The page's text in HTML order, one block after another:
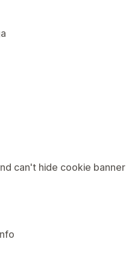
can't hide cookie banner